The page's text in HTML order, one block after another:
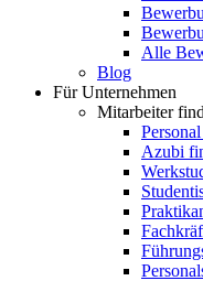
Alle
Blog
Für Unternehmen
Mitarbeiter
Azubi